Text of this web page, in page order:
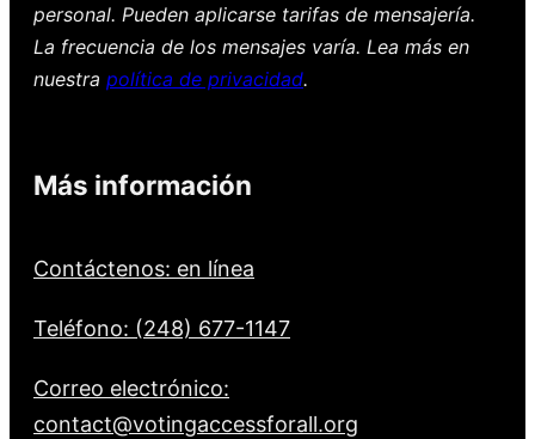
personal. Pueden aplicarse tarifas de mensajería.
La frecuencia de los mensajes varía. Lea más en
nuestra política de privacidad.
Más información
Contáctenos: en línea
Teléfono: (248) 677-1147
Correo electrónico:
contact@votingaccessforall.org